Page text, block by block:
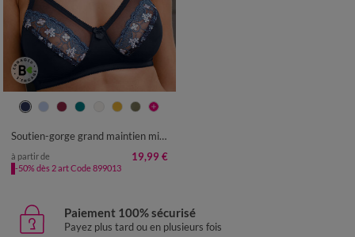
Soutien-gorge grand maintien microfibre Caminata - sans armatures
à partir de 19,99 €
-50% dès 2 art Code 899013
Paiement 100% sécurisé
Payez plus tard ou en plusieurs fois